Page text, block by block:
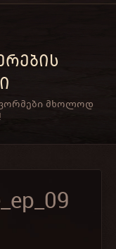
მხოლოდ